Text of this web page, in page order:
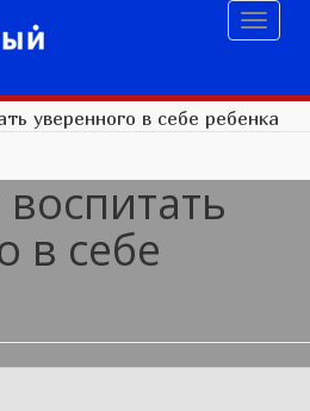
уверенного в себе ребенка
воспитать
в себе